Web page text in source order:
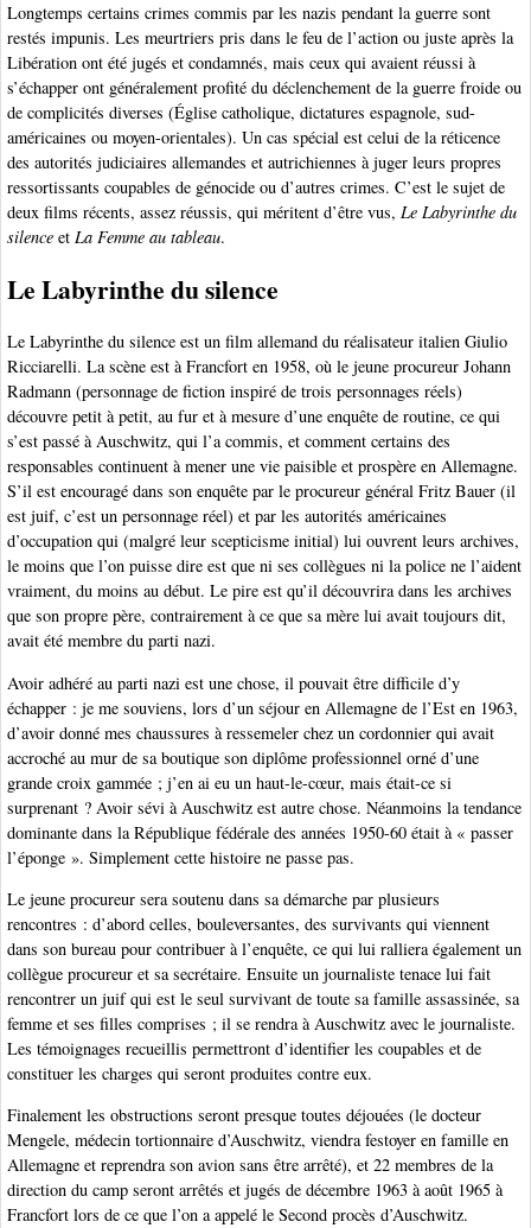
Longtemps certains crimes commis par les nazis pendant la guerre sont
restés impunis. Les meurtriers pris dans le feu de l’action ou juste après la
Libération ont été jugés et condamnés, mais ceux qui avaient réussi à
s’échapper ont généralement profité du déclenchement de la guerre froide ou
de complicités diverses (Église catholique, dictatures espagnole, sud-
américaines ou moyen-orientales). Un cas spécial est celui de la réticence
des autorités judiciaires allemandes et autrichiennes à juger leurs propres
ressortissants coupables de génocide ou d’autres crimes. C’est le sujet de
deux films récents, assez réussis, qui méritent d’être vus, Le Labyrinthe du
silence et La Femme au tableau.
Le Labyrinthe du silence
Le Labyrinthe du silence est un film allemand du réalisateur italien Giulio
Ricciarelli. La scène est à Francfort en 1958, où le jeune procureur Johann
Radmann (personnage de fiction inspiré de trois personnages réels)
découvre petit à petit, au fur et à mesure d’une enquête de routine, ce qui
s’est passé à Auschwitz, qui l’a commis, et comment certains des
responsables continuent à mener une vie paisible et prospère en Allemagne.
S’il est encouragé dans son enquête par le procureur général Fritz Bauer (il
est juif, c’est un personnage réel) et par les autorités américaines
d’occupation qui (malgré leur scepticisme initial) lui ouvrent leurs archives,
le moins que l’on puisse dire est que ni ses collègues ni la police ne l’aident
vraiment, du moins au début. Le pire est qu’il découvrira dans les archives
que son propre père, contrairement à ce que sa mère lui avait toujours dit,
avait été membre du parti nazi.
Avoir adhéré au parti nazi est une chose, il pouvait être difficile d’y
échapper : je me souviens, lors d’un séjour en Allemagne de l’Est en 1963,
d’avoir donné mes chaussures à ressemeler chez un cordonnier qui avait
accroché au mur de sa boutique son diplôme professionnel orné d’une
grande croix gammée ; j’en ai eu un haut-le-cœur, mais était-ce si
surprenant ? Avoir sévi à Auschwitz est autre chose. Néanmoins la tendance
dominante dans la République fédérale des années 1950-60 était à « passer
l’éponge ». Simplement cette histoire ne passe pas.
Le jeune procureur sera soutenu dans sa démarche par plusieurs
rencontres : d’abord celles, bouleversantes, des survivants qui viennent
dans son bureau pour contribuer à l’enquête, ce qui lui ralliera également un
collègue procureur et sa secrétaire. Ensuite un journaliste tenace lui fait
rencontrer un juif qui est le seul survivant de toute sa famille assassinée, sa
femme et ses filles comprises ; il se rendra à Auschwitz avec le journaliste.
Les témoignages recueillis permettront d’identifier les coupables et de
constituer les charges qui seront produites contre eux.
Finalement les obstructions seront presque toutes déjouées (le docteur
Mengele, médecin tortionnaire d’Auschwitz, viendra festoyer en famille en
Allemagne et reprendra son avion sans être arrêté), et 22 membres de la
direction du camp seront arrêtés et jugés de décembre 1963 à août 1965 à
Francfort lors de ce que l’on a appelé le Second procès d’Auschwitz.